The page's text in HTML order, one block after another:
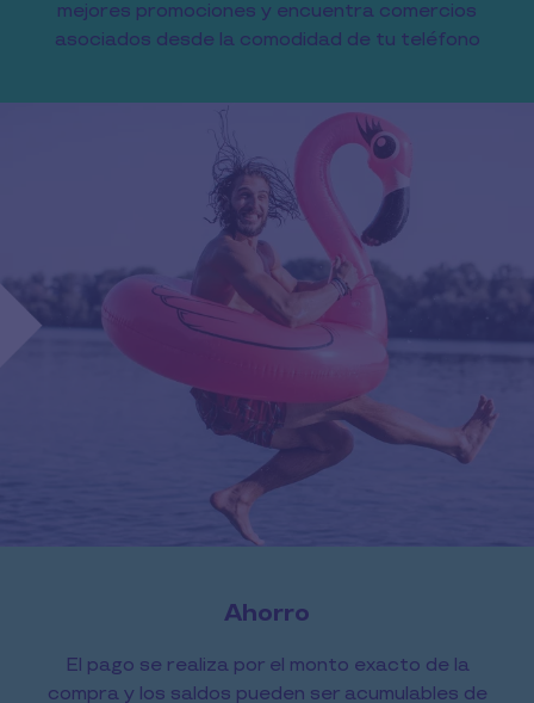
mejores promociones y encuentra comercios
asociados desde la comodidad de tu teléfono
Ahorro
El pago se realiza por el monto exacto de la
compra y los saldos pueden ser acumulables de